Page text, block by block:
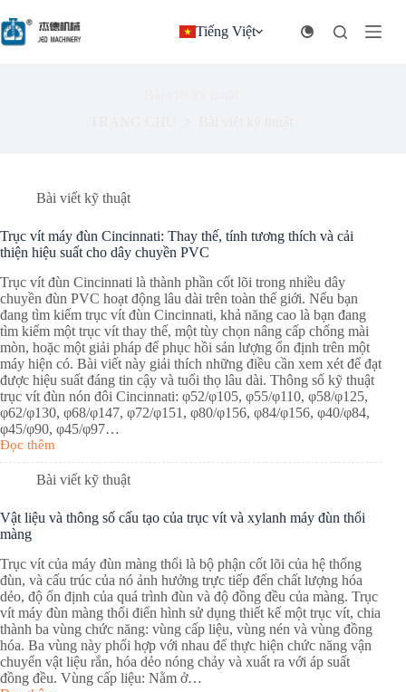
qua
nội
Tiếng Việt
Bài viết kỹ thuật
Trục vít máy đùn Cincinnati: Thay thế, tính tương thích và cải
thiện hiệu suất cho dây chuyền PVC
Trục vít đùn Cincinnati là thành phần cốt lõi trong nhiều dây
chuyền đùn PVC hoạt động lâu dài trên toàn thế giới. Nếu bạn
đang tìm kiếm trục vít đùn Cincinnati, khả năng cao là bạn đang
tìm kiếm một trục vít thay thế, một tùy chọn nâng cấp chống mài
mòn, hoặc một giải pháp để phục hồi sản lượng ổn định trên một
máy hiện có. Bài viết này giải thích những điều cần xem xét để đạt
được hiệu suất đáng tin cậy và tuổi thọ lâu dài. Thông số kỹ thuật
trục vít đùn nón đôi Cincinnati: φ52/φ105, φ55/φ110, φ58/φ125,
φ62/φ130, φ68/φ147, φ72/φ151, φ80/φ156, φ84/φ156, φ40/φ84,
φ45/φ90, φ45/φ97…
Đọc thêm
Bài viết kỹ thuật
Vật liệu và thông số cấu tạo của trục vít và xylanh máy đùn thổi
màng
Trục vít của máy đùn màng thổi là bộ phận cốt lõi của hệ thống
đùn, và cấu trúc của nó ảnh hưởng trực tiếp đến chất lượng hóa
dẻo, độ ổn định của quá trình đùn và độ đồng đều của màng. Trục
vít máy đùn màng thổi điển hình sử dụng thiết kế một trục vít, chia
thành ba vùng chức năng: vùng cấp liệu, vùng nén và vùng đồng
hóa. Ba vùng này phối hợp với nhau để thực hiện chức năng vận
chuyển vật liệu rắn, hóa dẻo nóng chảy và xuất ra với áp suất
đồng đều. Vùng cấp liệu: Nằm ở…